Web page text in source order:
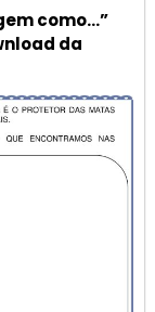
como…”
da